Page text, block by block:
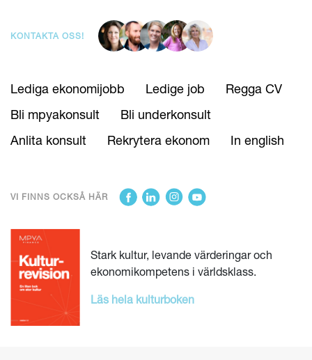
Lediga ekonomijobb Ledige job
Regga CV
Bli mpyakonsult
Bli underkonsult
Anlita konsult
Rekrytera ekonom In english
Stark kultur, levande värderingar och
ekonomikompetens i världsklass.
Läs hela kulturboken
KONTAKTA OSS!
VI FINNS OCKSÅ HÄR